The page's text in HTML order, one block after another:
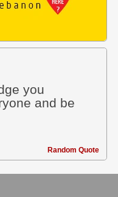
you
and be
Random Quote